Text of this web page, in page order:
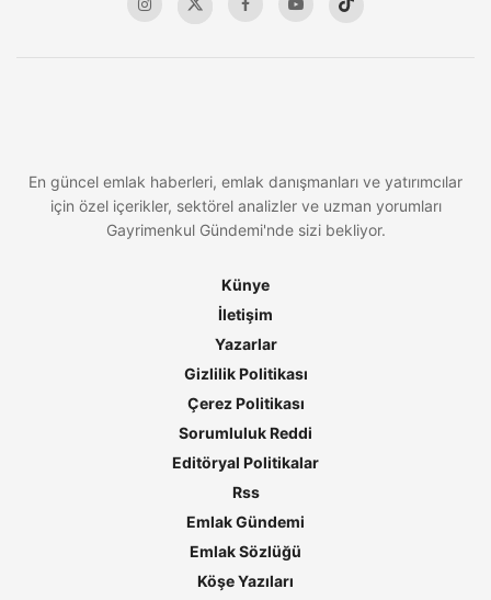
En güncel emlak haberleri, emlak danışmanları ve yatırımcılar
için özel içerikler, sektörel analizler ve uzman yorumları
Gayrimenkul Gündemi'nde sizi bekliyor.
Künye
İletişim
Yazarlar
Gizlilik Politikası
Çerez Politikası
Sorumluluk Reddi
Editöryal Politikalar
Rss
Emlak Gündemi
Emlak Sözlüğü
Köşe Yazıları